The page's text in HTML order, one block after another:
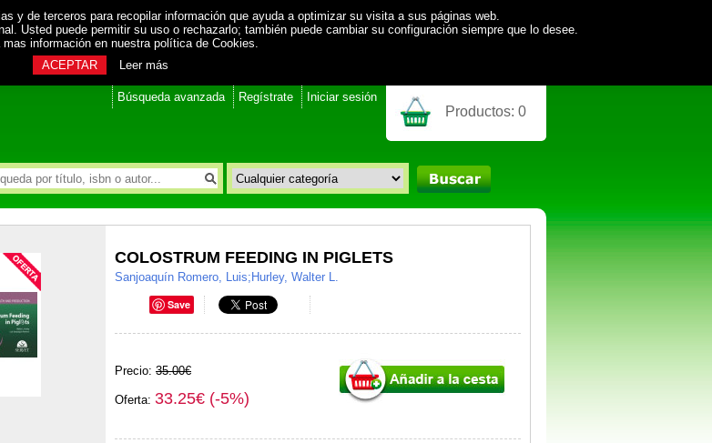
y de terceros para recopilar información que ayuda a optimizar su visita a sus páginas web.
Usted puede permitir su uso o rechazarlo; también puede cambiar su configuración siempre que lo desee.
mas información en nuestra política de Cookies.
ACEPTAR
Leer más
Búsqueda avanzada Regístrate Iniciar sesión
Productos: 0
COLOSTRUM FEEDING IN PIGLETS
Sanjoaquín Romero, Luis;Hurley, Walter L.
Save
Precio: 35.00€
Oferta: 33.25€ (-5%)